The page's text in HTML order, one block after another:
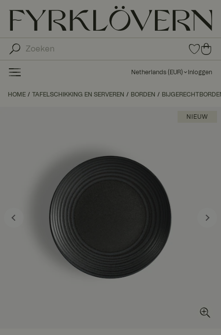
0
ite
in
ten
0
ite
ms
uw
nk
Netherlands ( EUR) Inloggen
HOME TAFELSCHIKKING EN SERVEREN BORDEN
NIEUW